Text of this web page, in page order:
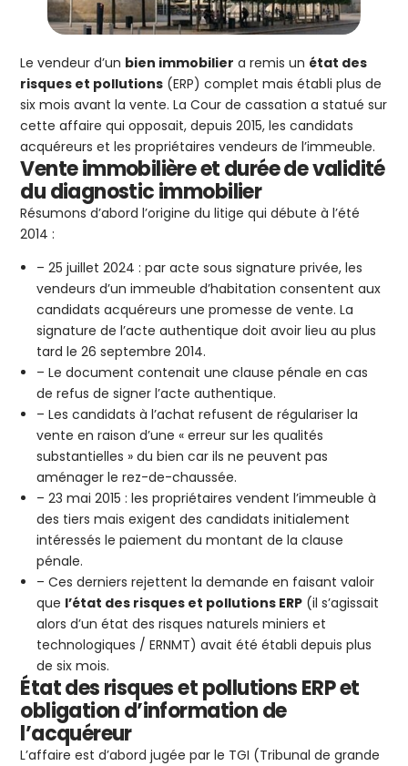
Le vendeur d’un bien immobilier a remis un état des
risques et pollutions (ERP) complet mais établi plus de
six mois avant la vente. La Cour de cassation a statué sur
cette affaire qui opposait, depuis 2015, les candidats
acquéreurs et les propriétaires vendeurs de l’immeuble.
Vente immobilière et durée de validité
du diagnostic immobilier
Résumons d’abord l’origine du litige qui débute à l’été
2014 :
– 25 juillet 2024 : par acte sous signature privée, les
vendeurs d’un immeuble d’habitation consentent aux
candidats acquéreurs une promesse de vente. La
signature de l’acte authentique doit avoir lieu au plus
tard le 26 septembre 2014.
– Le document contenait une clause pénale en cas
de refus de signer l’acte authentique.
– Les candidats à l’achat refusent de régulariser la
vente en raison d’une « erreur sur les qualités
substantielles » du bien car ils ne peuvent pas
aménager le rez-de-chaussée.
– 23 mai 2015 : les propriétaires vendent l’immeuble à
des tiers mais exigent des candidats initialement
intéressés le paiement du montant de la clause
pénale.
– Ces derniers rejettent la demande en faisant valoir
que l’état des risques et pollutions ERP (il s’agissait
alors d’un état des risques naturels miniers et
technologiques / ERNMT) avait été établi depuis plus
de six mois.
État des risques et pollutions ERP et
obligation d’information de
l’acquéreur
L’affaire est d’abord jugée par le TGI (Tribunal de grande